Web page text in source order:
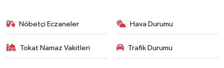
Nöbetçi Eczaneler Hava Durumu
Tokat Namaz Vakitleri Trafik Durumu